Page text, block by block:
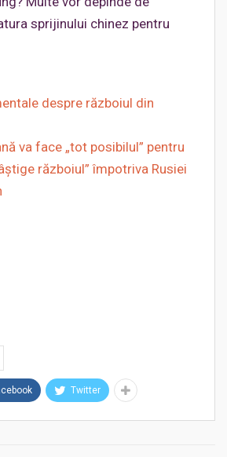
sprijinului chinez pentru
despre războiul din
va face „tot posibilul” pentru
războiul” împotriva Rusiei
Twitter